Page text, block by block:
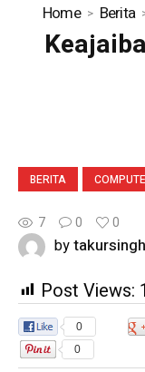
Home Berita
BERITA
7 0 0
bytakursingh
Post Views:
0
0